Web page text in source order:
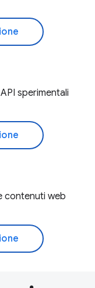
sperimentali
contenuti web